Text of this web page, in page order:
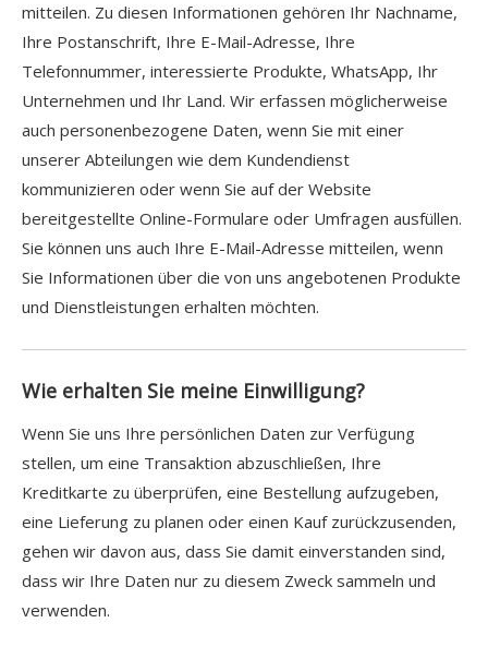
mitteilen. Zu diesen Informationen gehören Ihr Nachname,
Ihre Postanschrift, Ihre E-Mail-Adresse, Ihre
Telefonnummer, interessierte Produkte, WhatsApp, Ihr
Unternehmen und Ihr Land. Wir erfassen möglicherweise
auch personenbezogene Daten, wenn Sie mit einer
unserer Abteilungen wie dem Kundendienst
kommunizieren oder wenn Sie auf der Website
bereitgestellte Online-Formulare oder Umfragen ausfüllen.
Sie können uns auch Ihre E-Mail-Adresse mitteilen, wenn
Sie Informationen über die von uns angebotenen Produkte
und Dienstleistungen erhalten möchten.
Wie erhalten Sie meine Einwilligung?
Wenn Sie uns Ihre persönlichen Daten zur Verfügung
stellen, um eine Transaktion abzuschließen, Ihre
Kreditkarte zu überprüfen, eine Bestellung aufzugeben,
eine Lieferung zu planen oder einen Kauf zurückzusenden,
gehen wir davon aus, dass Sie damit einverstanden sind,
dass wir Ihre Daten nur zu diesem Zweck sammeln und
verwenden.